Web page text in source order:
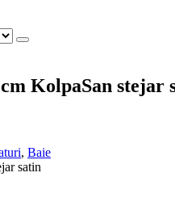
KolpaSan stejar
, Baie
satin